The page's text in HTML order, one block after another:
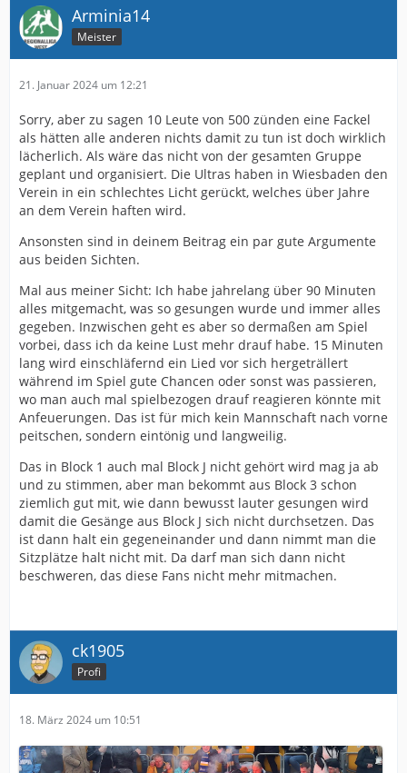
Arminia14
Meister
21. Januar 2024 um 12:21
Sorry, aber zu sagen 10 Leute von 500 zünden eine Fackel
als hätten alle anderen nichts damit zu tun ist doch wirklich
lächerlich. Als wäre das nicht von der gesamten Gruppe
geplant und organisiert. Die Ultras haben in Wiesbaden den
Verein in ein schlechtes Licht gerückt, welches über Jahre
an dem Verein haften wird.
Ansonsten sind in deinem Beitrag ein par gute Argumente
aus beiden Sichten.
Mal aus meiner Sicht: Ich habe jahrelang über 90 Minuten
alles mitgemacht, was so gesungen wurde und immer alles
gegeben. Inzwischen geht es aber so dermaßen am Spiel
vorbei, dass ich da keine Lust mehr drauf habe. 15 Minuten
lang wird einschläfernd ein Lied vor sich hergeträllert
während im Spiel gute Chancen oder sonst was passieren,
wo man auch mal spielbezogen drauf reagieren könnte mit
Anfeuerungen. Das ist für mich kein Mannschaft nach vorne
peitschen, sondern eintönig und langweilig.
Das in Block 1 auch mal Block J nicht gehört wird mag ja ab
und zu stimmen, aber man bekommt aus Block 3 schon
ziemlich gut mit, wie dann bewusst lauter gesungen wird
damit die Gesänge aus Block J sich nicht durchsetzen. Das
ist dann halt ein gegeneinander und dann nimmt man die
Sitzplätze halt nicht mit. Da darf man sich dann nicht
beschweren, das diese Fans nicht mehr mitmachen.
ck1905
Profi
18. März 2024 um 10:51